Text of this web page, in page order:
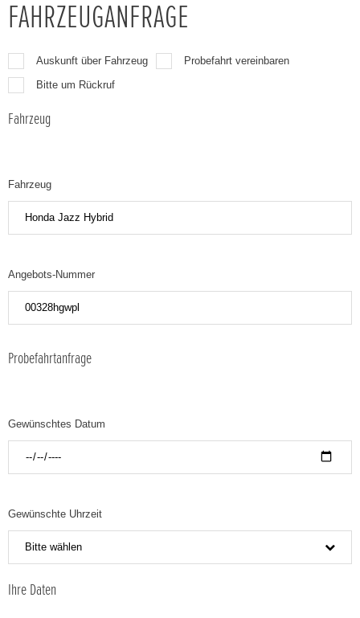
FAHRZEUGANFRAGE
Auskunft über Fahrzeug
Probefahrt vereinbaren
Bitte um Rückruf
Fahrzeug
Fahrzeug
Angebots-Nummer
Probefahrtanfrage
Gewünschtes Datum
Gewünschte Uhrzeit
Bitte wählen
Ihre Daten